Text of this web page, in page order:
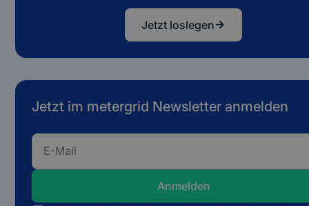
können. Pläne oder Beschlüsse gibt es dazu aktuell
nicht.
Jetzt loslegen
Jetzt im metergrid Newsletter anmelden